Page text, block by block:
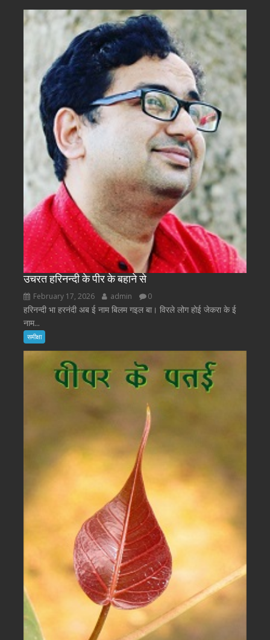
उचरत हरिनन्दी के पीर के बहाने से
February 17, 2026 admin 0
हरिनन्दी भा हरनंदी अब ई नाम बिलम गइल बा। विरले लोग होई जेकरा के ई
नाम...
समीक्षा